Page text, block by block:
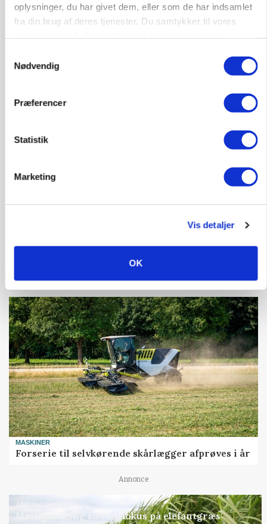
oplysninger, du har givet dem, eller som de har indsamlet
fra din brug af deres tjenester. Du samtykker til vores
Nødvendig
Præferencer
Statistik
Marketing
Vis detaljer
OK
På døgnvagt i høsten
Loading...
Svineproducenter kalder Danish Crowns pris en
Annonce
MASKINER
Forserie til selvkørende skårlægger afprøves i år
Annonce
ARRANGEMENT
Markvandring sætter fokus på elefantgræs